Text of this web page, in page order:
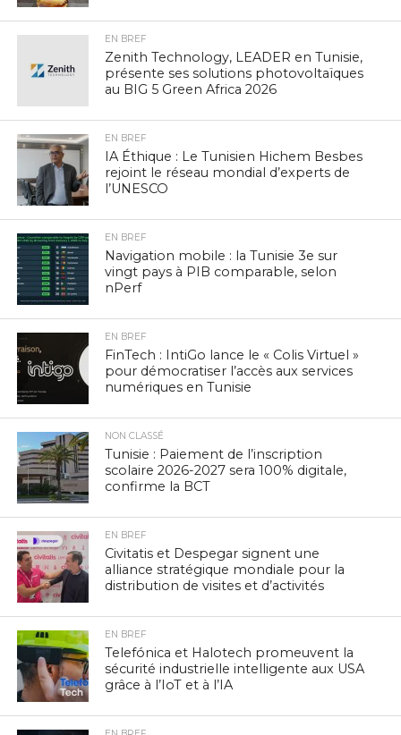
EN BREF
Zenith Technology, LEADER en Tunisie,
présente ses solutions photovoltaïques
au BIG 5 Green Africa 2026
EN BREF
IA Éthique : Le Tunisien Hichem Besbes
rejoint le réseau mondial d’experts de
l’UNESCO
EN BREF
Navigation mobile : la Tunisie 3e sur
vingt pays à PIB comparable, selon
nPerf
EN BREF
FinTech : IntiGo lance le « Colis Virtuel »
pour démocratiser l’accès aux services
numériques en Tunisie
NON CLASSÉ
Tunisie : Paiement de l’inscription
scolaire 2026-2027 sera 100% digitale,
confirme la BCT
EN BREF
Civitatis et Despegar signent une
alliance stratégique mondiale pour la
distribution de visites et d’activités
EN BREF
Telefónica et Halotech promeuvent la
sécurité industrielle intelligente aux USA
grâce à l’IoT et à l’IA